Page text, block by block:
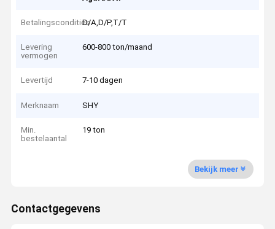
BetalingsconditiesD/A,D/P,T/T
Levering
vermogen
600-800 ton/maand
Levertijd 7-10 dagen
Merknaam SHY
Min.
bestelaantal
19 ton
Bekijk meer
Contactgegevens